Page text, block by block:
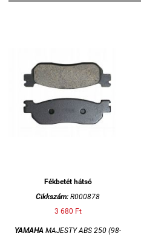
Fékbetét hátsó
Cikkszám: R000878
3 680 Ft
YAMAHA MAJESTY ABS 250 (98-